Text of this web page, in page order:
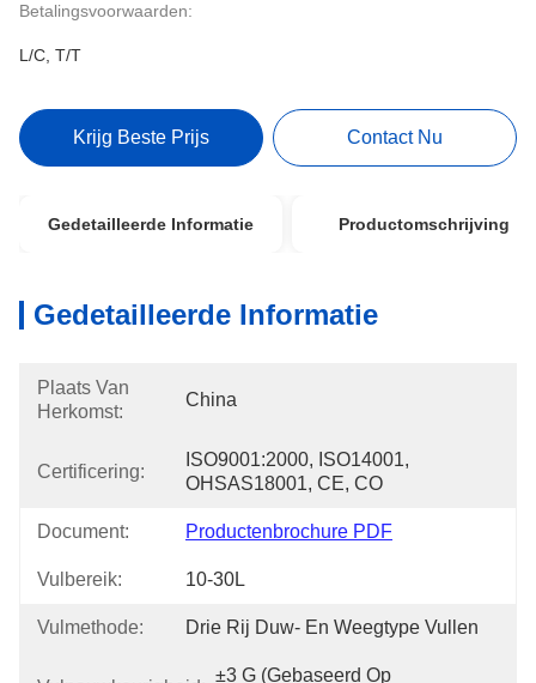
Betalingsvoorwaarden:
L/C, T/T
Krijg Beste Prijs Contact Nu
Gedetailleerde Informatie Productomschrijving
Gedetailleerde Informatie
Plaats Van
Herkomst:
China
Certificering:
ISO9001:2000, ISO14001,
OHSAS18001, CE, CO
Document: Productenbrochure PDF
Vulbereik: 10-30L
Vulmethode: Drie Rij Duw- En Weegtype Vullen
±3 G (gebaseerd Op